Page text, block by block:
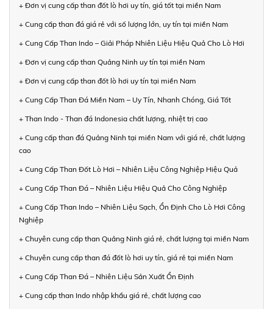
+ Đơn vị cung cấp than đốt lò hơi uy tín, giá tốt tại miền Nam
+ Cung cấp than đá giá rẻ với số lượng lớn, uy tín tại miền Nam
+ Cung Cấp Than Indo – Giải Pháp Nhiên Liệu Hiệu Quả Cho Lò Hơi
+ Đơn vị cung cấp than Quảng Ninh uy tín tại miền Nam
+ Đơn vị cung cấp than đốt lò hơi uy tín tại miền Nam
+ Cung Cấp Than Đá Miền Nam – Uy Tín, Nhanh Chóng, Giá Tốt
+ Than Indo - Than đá Indonesia chất lượng, nhiệt trị cao
+ Cung cấp than đá Quảng Ninh tại miền Nam với giá rẻ, chất lượng
cao
+ Cung Cấp Than Đốt Lò Hơi – Nhiên Liệu Công Nghiệp Hiệu Quả
+ Cung Cấp Than Đá – Nhiên Liệu Hiệu Quả Cho Công Nghiệp
+ Cung Cấp Than Indo – Nhiên Liệu Sạch, Ổn Định Cho Lò Hơi Công
Nghiệp
+ Chuyên cung cấp than Quảng Ninh giá rẻ, chất lượng tại miền Nam
+ Chuyên cung cấp than đá đốt lò hơi uy tín, giá rẻ tại miền Nam
+ Cung Cấp Than Đá – Nhiên Liệu Sản Xuất Ổn Định
+ Cung cấp than Indo nhập khẩu giá rẻ, chất lượng cao